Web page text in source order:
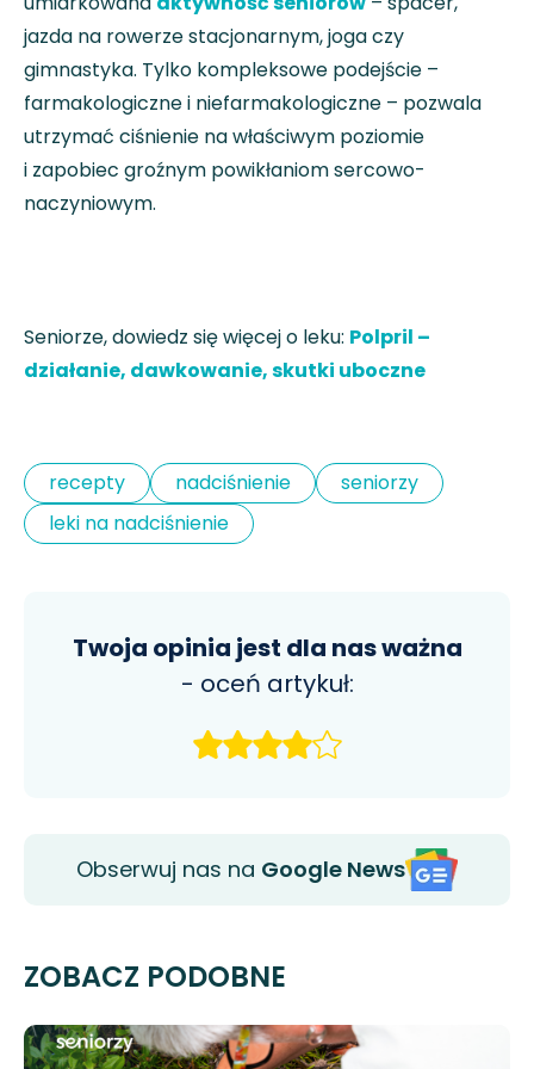
jazda na rowerze stacjonarnym, joga czy
gimnastyka. Tylko kompleksowe podejście –
farmakologiczne i niefarmakologiczne – pozwala
utrzymać ciśnienie na właściwym poziomie
i zapobiec groźnym powikłaniom sercowo-
naczyniowym.
Seniorze, dowiedz się więcej o leku: Polpril –
działanie, dawkowanie, skutki uboczne
recepty nadciśnienie
seniorzy
leki na nadciśnienie
Twoja opinia jest dla nas ważna
- oceń artykuł:
Obserwuj nas na Google News
ZOBACZ PODOBNE